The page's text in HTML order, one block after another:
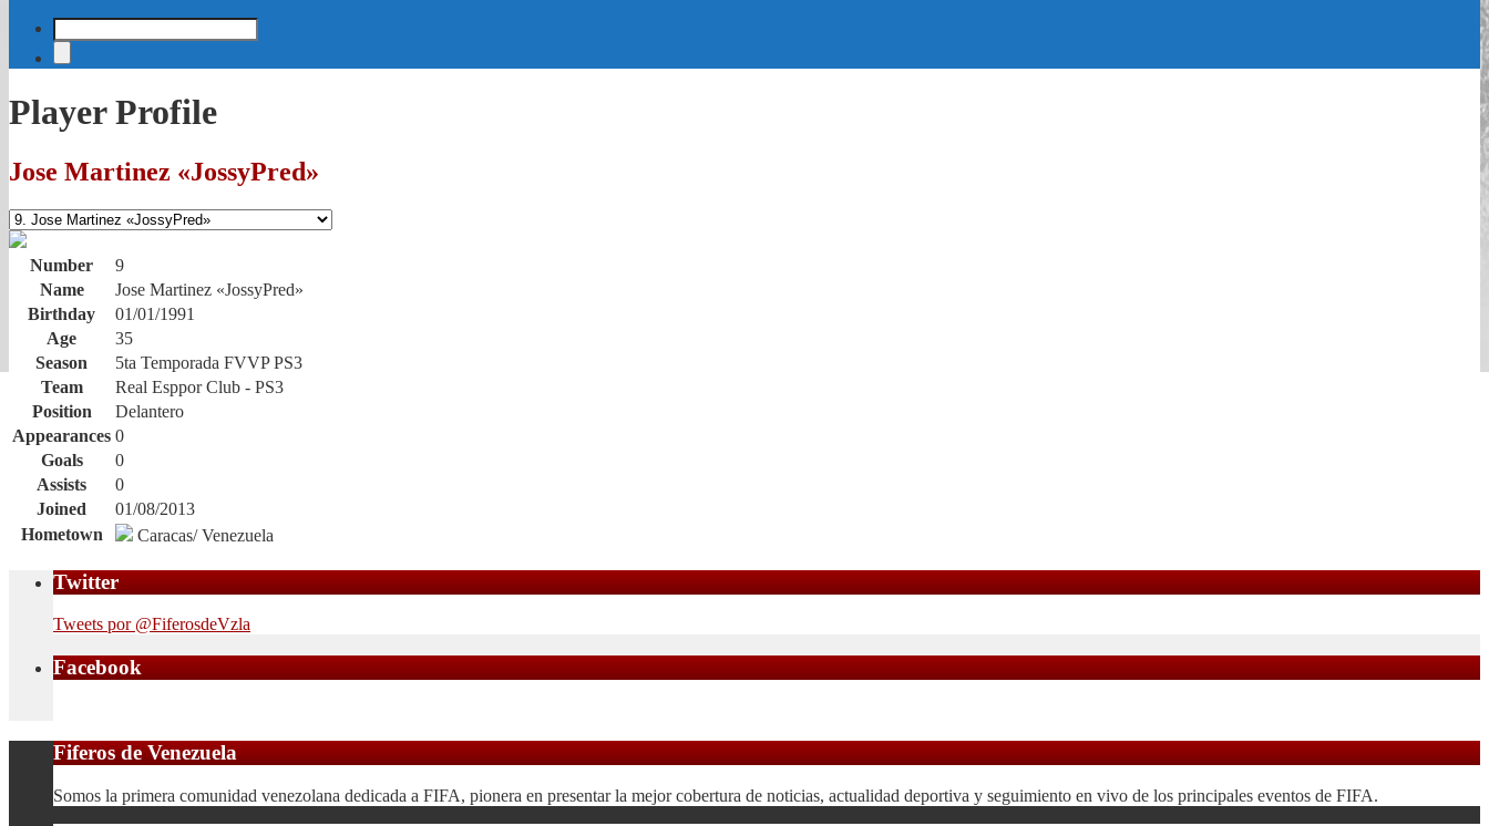
Player Profile
Jose Martinez «JossyPred»
Number
9
Name
Jose Martinez «JossyPred»
Birthday
01/01/1991
Age
35
Season
5ta Temporada FVVP PS3
Team
Real Esppor Club - PS3
Position
Delantero
Appearances 0
Goals
0
Assists
0
Joined
01/08/2013
Hometown
Caracas/ Venezuela
Twitter
Tweets por @FiferosdeVzla
Facebook
Fiferos de Venezuela
Somos la primera comunidad venezolana dedicada a FIFA, pionera en presentar la mejor cobertura de noticias, actualidad deportiva y seguimiento en vivo de los principales eventos de FIFA.